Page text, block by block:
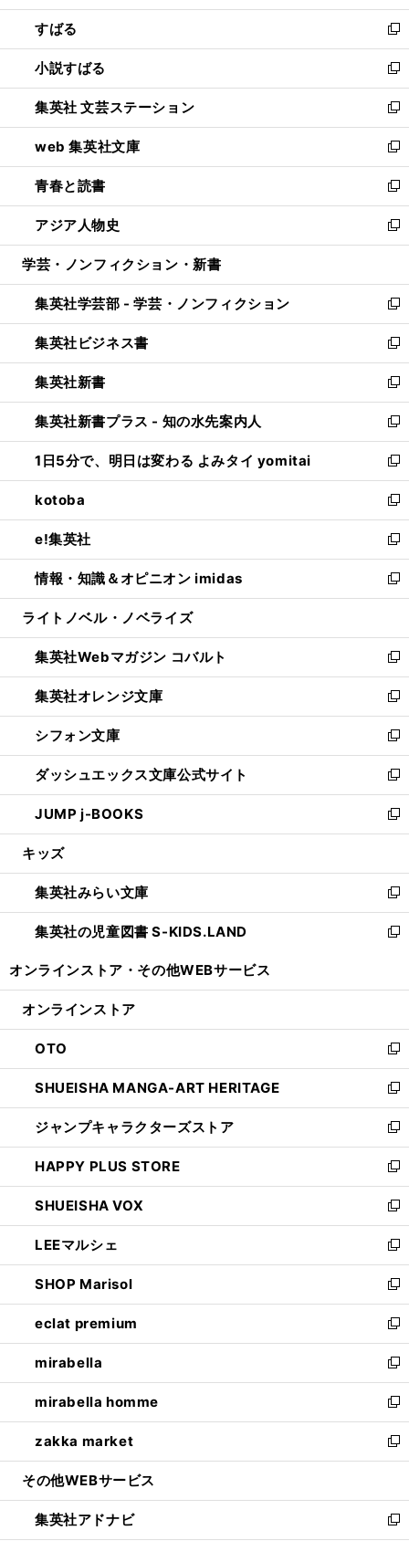
開
く
ウ
で
開
く
ン
ド
ウ
で
開
く
すばる
新
し
い
ウ
ィ
ン
ド
ウ
で
開
く
小説すばる
新
し
い
ウ
ィ
ン
ド
ウ
で
開
集英社 文芸ステーション
新
し
い
ウ
ィ
ン
ド
ウ
開
く
web 集英社文庫
新
し
い
ウ
ィ
ン
ウ
で
開
く
青春と読書
新
し
い
ウ
ン
ド
ウ
で
開
く
アジア人物史
新
し
ウ
ィ
ン
ド
ウ
で
開
く
学芸・ノンフィクション・新書
集英社学芸部 - 学芸・ノンフィクション
新
し
い
ウ
ィ
ン
ド
ウ
で
開
く
集英社ビジネス書
新
し
い
ウ
ィ
ン
ド
ウ
で
開
く
集英社新書
新
し
い
ウ
ィ
ン
ド
ウ
で
開
く
集英社新書プラス - 知の水先案内人
新
し
い
ウ
ィ
ン
ド
ウ
で
開
1日5分で、明日は変わる よみタイ yomitai
新
し
い
ウ
ィ
ン
ド
ウ
開
く
kotoba
新
し
い
ウ
ィ
ン
ウ
で
開
く
e!集英社
新
し
い
ウ
ン
ド
ウ
で
開
く
情報・知識＆オピニオン imidas
新
し
ウ
ィ
ン
ド
ウ
で
開
く
ライトノベル・ノベライズ
集英社Webマガジン コバルト
新
し
い
ウ
ィ
ン
ド
ウ
で
開
集英社オレンジ文庫
新
し
い
ウ
ィ
ン
ド
ウ
開
く
シフォン文庫
新
し
い
ウ
ィ
ン
ウ
で
開
く
ダッシュエックス文庫公式サイト
新
し
い
ウ
ン
ド
ウ
で
JUMP j-BOOKS
新
し
ウ
ィ
ン
ド
開
キッズ
集英社みらい文庫
新
し
い
ン
ウ
で
開
く
集英社の児童図書 S-KIDS.LAND
新
ウ
ン
ド
ウ
で
開
く
オンラインストア・ その他WEBサービス
オンラインストア
OTO
新
し
い
ウ
ィ
ン
ド
ウ
で
開
く
SHUEISHA MANGA-ART HERITAGE
新
し
い
ウ
ィ
ン
ド
ウ
で
開
く
ジャンプキャラクターズストア
新
し
い
ウ
ィ
ン
ド
ウ
で
開
く
HAPPY PLUS STORE
新
し
い
ウ
ィ
ン
ド
ウ
で
開
く
SHUEISHA VOX
新
し
い
ウ
ィ
ン
ド
ウ
で
開
く
LEEマルシェ
新
し
い
ウ
ィ
ン
ド
ウ
で
開
く
SHOP Marisol
新
し
い
ウ
ィ
ン
ド
ウ
で
開
eclat premium
新
し
い
ウ
ィ
ン
ド
ウ
開
く
mirabella
新
し
い
ウ
ィ
ン
ウ
で
mirabella homme
新
し
い
ウ
ン
ド
zakka market
新
し
ウ
ィ
その他WEBサービス
集英社アドナビ
新